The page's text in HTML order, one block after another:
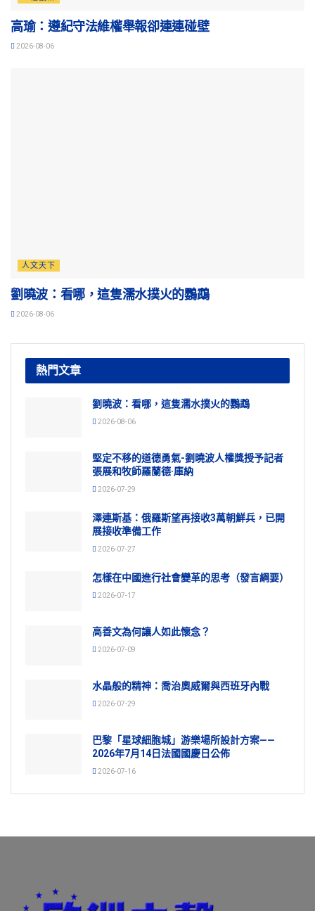
高瑜：遵紀守法維權舉報卻連連碰壁
2026-08-06
人文天下
劉曉波：看哪，這隻濡水撲火的鸚鵡
2026-08-06
熱門文章
劉曉波：看哪，這隻濡水撲火的鸚鵡
2026-08-06
堅定不移的道德勇氣-劉曉波人權獎授予記者
張展和牧師羅蘭德·庫納
2026-07-29
澤連斯基：俄羅斯望再接收3萬朝鮮兵，已開
展接收準備工作
2026-07-27
怎樣在中國進行社會變革的思考（發言綱要）
2026-07-17
高善文為何讓人如此懷念？
2026-07-09
水晶般的精神：喬治奧威爾與西班牙內戰
2026-07-29
巴黎「星球細胞城」游樂場所設計方案——
2026年7月14日法國國慶日公佈
2026-07-16